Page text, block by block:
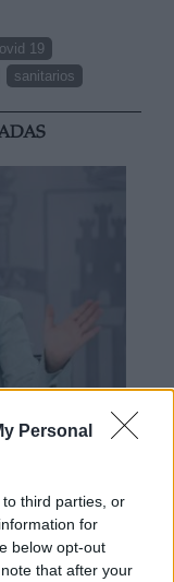
Personal
third parties, or
for
below opt-out
that after your
19
sanitarios
el